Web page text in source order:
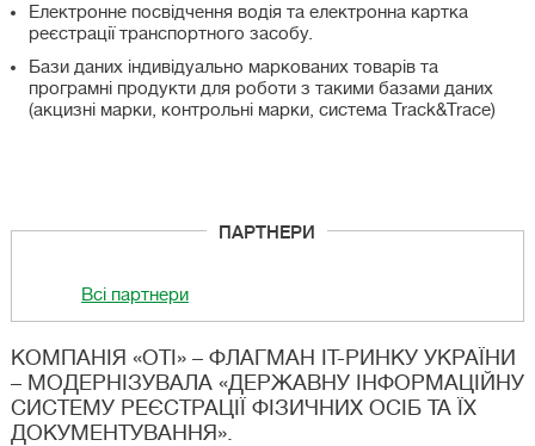
Електронне посвідчення водія та електронна картка
реєстрації транспортного засобу.
Бази даних індивідуально маркованих товарів та
програмні продукти для роботи з такими базами даних
(акцизні марки, контрольні марки, система Track&Trace)
ПАРТНЕРИ
Всі партнери
КОМПАНІЯ «ОТІ» – ФЛАГМАН IT-РИНКУ УКРАЇНИ
– МОДЕРНІЗУВАЛА «ДЕРЖАВНУ ІНФОРМАЦІЙНУ
СИСТЕМУ РЕЄСТРАЦІЇ ФІЗИЧНИХ ОСІБ ТА ЇХ
ДОКУМЕНТУВАННЯ».